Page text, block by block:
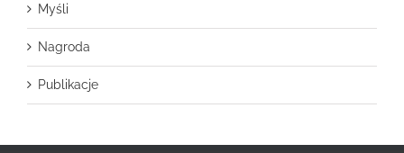
Myśli
Nagroda
Publikacje